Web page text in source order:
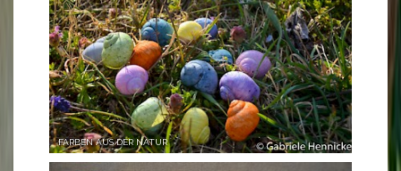
FARBEN AUS DER NATUR